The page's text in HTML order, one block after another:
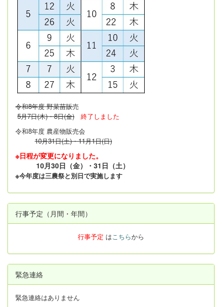
令和8年度 野菜苗販売
5月7日(木)・8日(金)
終了しました
令和8年度 農産物販売会
10月31日(土)・11月1日(日)
※日程が変更になりました。
10月30日（金）・31日（土）
※今年度は三農祭と別日で実施します
行事予定（月間・年間）
行事予定 はこちらから
緊急連絡
緊急連絡はありません